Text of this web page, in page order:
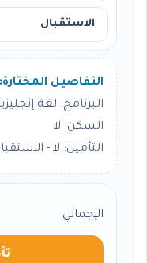
الاستقبال
التفاصيل المختارة:
البرنامج: لغة إنجليزية
السكن: لا
التأمين: لا -
الإجمالي